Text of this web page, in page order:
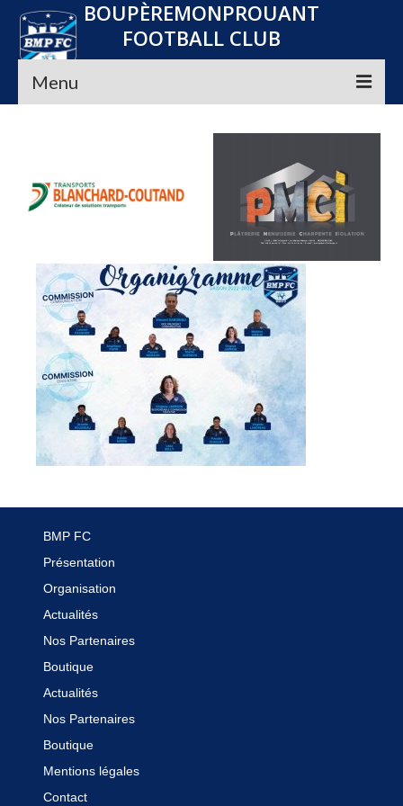
BOUPÈREMONPROUANT
FOOTBALL CLUB
Menu
Seniors
Convocations
Nos Partenaires
Planning
Média
Boutique
Contact
BMP FC
Présentation
Organisation
Actualités
Nos Partenaires
Boutique
Actualités
Nos Partenaires
Boutique
Mentions légales
Contact